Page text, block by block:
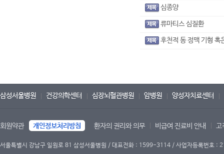
심종양
류마티스 심질환
후천적 동 정맥 기형 혹
삼성서울병원 건강의학센터 심장뇌혈관병원 암병원 양성자치료센터
회원약관 개인정보처리방침 환자의 권리와 의무 비급여 진료비 안내 고
서울특별시 강남구 일원로 81 삼성서울병원 / 대표전화 : 1599-3114 / 사업자등록번호